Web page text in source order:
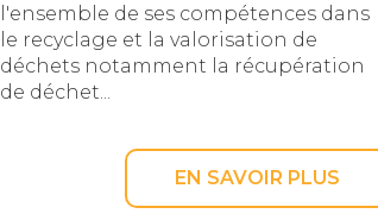
l'ensemble de ses compétences dans
le recyclage et la valorisation de
déchets notamment la récupération
de déchet...
EN SAVOIR PLUS